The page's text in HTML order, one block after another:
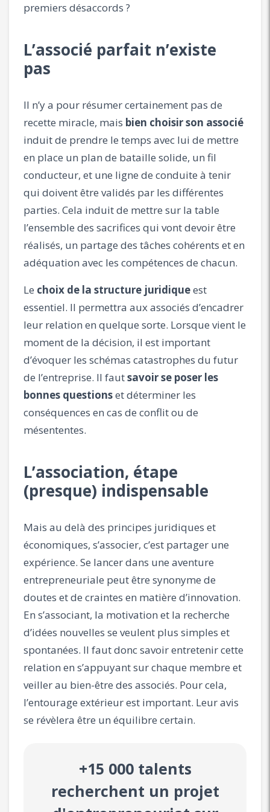
premiers désaccords ?
L’associé parfait n’existe
pas
Il n’y a pour résumer certainement pas de
recette miracle, mais bien choisir son associé
induit de prendre le temps avec lui de mettre
en place un plan de bataille solide, un fil
conducteur, et une ligne de conduite à tenir
qui doivent être validés par les différentes
parties. Cela induit de mettre sur la table
l’ensemble des sacrifices qui vont devoir être
réalisés, un partage des tâches cohérents et en
adéquation avec les compétences de chacun.
Le choix de la structure juridiqueest
essentiel. Il permettra aux associés d’encadrer
leur relation en quelque sorte. Lorsque vient le
moment de la décision, il est important
d’évoquer les schémas catastrophes du futur
de l’entreprise. Il fautsavoir se poser les
bonnes questionset déterminer les
conséquences en cas de conflit ou de
mésententes.
L’association, étape
(presque) indispensable
Mais au delà des principes juridiques et
économiques, s’associer, c’est partager une
expérience. Se lancer dans une aventure
entrepreneuriale peut être synonyme de
doutes et de craintes en matière d’innovation.
En s’associant, la motivation et la recherche
d’idées nouvelles se veulent plus simples et
spontanées. Il faut donc savoir entretenir cette
relation en s’appuyant sur chaque membre et
veiller au bien-être des associés. Pour cela,
l’entourage extérieur est important. Leur avis
se révèlera être un équilibre certain.
+15 000 talents
recherchent un projet